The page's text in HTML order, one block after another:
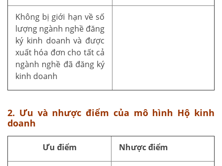
Không bị giới hạn về số
lượng ngành nghề đăng
ký kinh doanh và được
xuất hóa đơn cho tất cả
ngành nghề đã đăng ký
kinh doanh
2. Ưu và nhược điểm của mô hình Hộ kinh
doanh
Ưu điểm Nhược điểm